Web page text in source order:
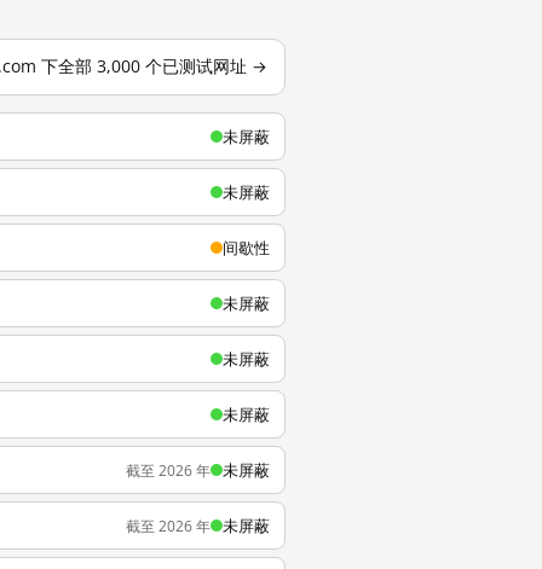
下全部 3,000 个已测试网址 →
未屏蔽
未屏蔽
间歇性
未屏蔽
未屏蔽
未屏蔽
截至 2026 年 未屏蔽
截至 2026 年 未屏蔽